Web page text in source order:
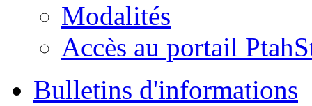
Modalités
Accès au portail
Bulletins d'informations